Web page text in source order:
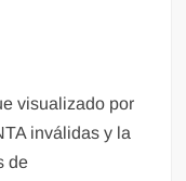
visualizado por
inválidas y la
de